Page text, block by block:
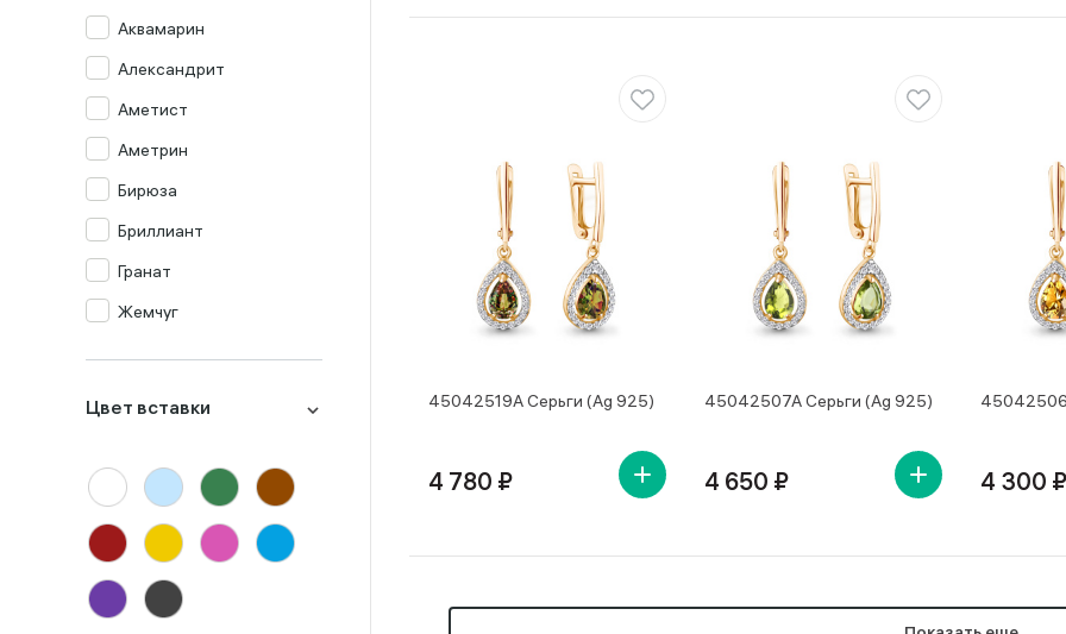
Аквамарин
Александрит
Аметист
Аметрин
Бирюза
Бриллиант
Гранат
Жемчуг
Коралл
Корунд
Лондон-топаз
Малахит
Цвет вставки 45042519А Серьги (Ag 925)
4 780 ₽
45042507А Серьги (Ag 925)
4 650 ₽ 4 300 ₽